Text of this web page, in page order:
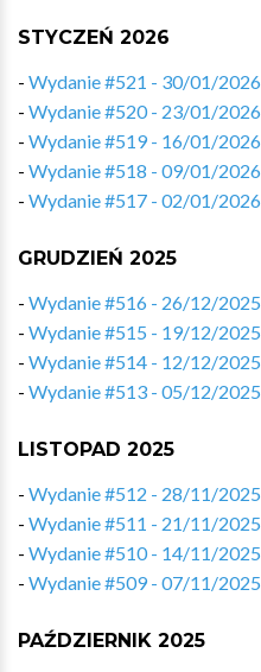
STYCZEŃ 2026
- Wydanie #521 - 30/01/2026
- Wydanie #520 - 23/01/2026
- Wydanie #519 - 16/01/2026
- Wydanie #518 - 09/01/2026
- Wydanie #517 - 02/01/2026
GRUDZIEŃ 2025
- Wydanie #516 - 26/12/2025
- Wydanie #515 - 19/12/2025
- Wydanie #514 - 12/12/2025
- Wydanie #513 - 05/12/2025
LISTOPAD 2025
- Wydanie #512 - 28/11/2025
- Wydanie #511 - 21/11/2025
- Wydanie #510 - 14/11/2025
- Wydanie #509 - 07/11/2025
PAŹDZIERNIK 2025